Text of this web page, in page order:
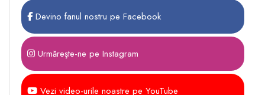
Devino fanul nostru pe Facebook
Urmăreşte-ne pe Instagram
Vezi video-urile noastre pe YouTube